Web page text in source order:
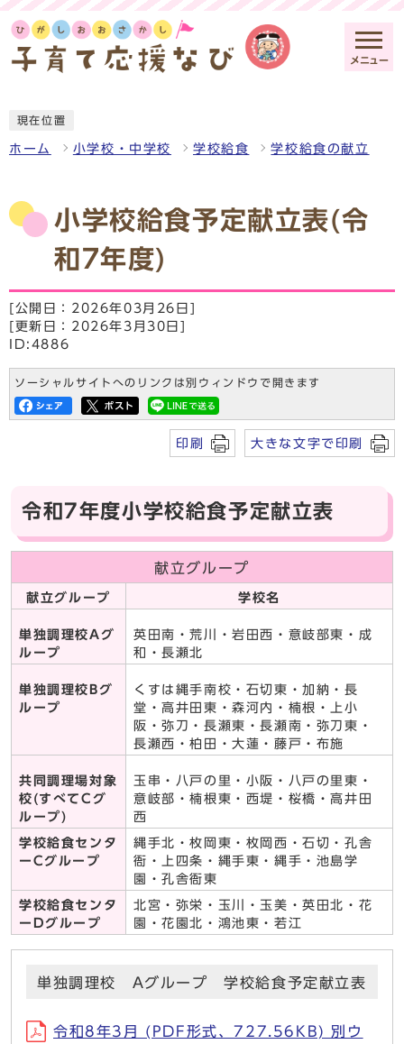
メニュー
現在位置
ホーム 小学校・中学校 学校給食 学校給食の献立
小学校給食予定献立表(令
和7年度)
[公開日：2026年03月26日]
[更新日：2026年3月30日]
ID:4886
ソーシャルサイトへのリンクは別ウィンドウで開きます
印刷 大きな文字で印刷
令和7年度小学校給食予定献立表
献立グループ
献立グループ 学校名
単独調理校Aグ
ループ
英田南・荒川・岩田西・意岐部東・成
和・長瀬北
単独調理校Bグ
ループ
くすは縄手南校・石切東・加納・長
堂・高井田東・森河内・楠根・上小
阪・弥刀・長瀬東・長瀬南・弥刀東・
長瀬西・柏田・大蓮・藤戸・布施
共同調理場対象
校(すべてCグ
ループ)
玉串・八戸の里・小阪・八戸の里東・
意岐部・楠根東・西堤・桜橋・高井田
西
学校給食センタ
ーCグループ
縄手北・枚岡東・枚岡西・石切・孔舎
衙・上四条・縄手東・縄手・池島学
園・孔舎衙東
学校給食センタ
ーDグループ
北宮・弥栄・玉川・玉美・英田北・花
園・花園北・鴻池東・若江
単独調理校 Aグループ 学校給食予定献立表
令和8年3月 (PDF形式、727.56KB) 別ウ